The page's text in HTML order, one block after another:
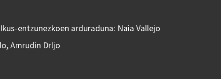
entzunezkoen arduraduna: Naia Vallejo
Amrudin Drljo